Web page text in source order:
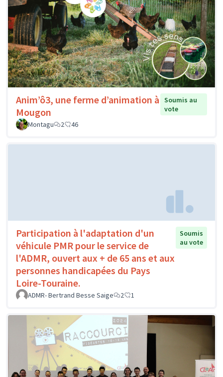
Anim’ô3, une ferme d’animation à
Mougon
Soumis au
vote
Montagu
2 46
Participation à l'adaptation d'un
véhicule PMR pour le service de
l'ADMR, ouvert aux + de 65 ans et aux
personnes handicapées du Pays
Loire-Touraine.
Soumis
au vote
ADMR- Bertrand Besse Saige 2 1